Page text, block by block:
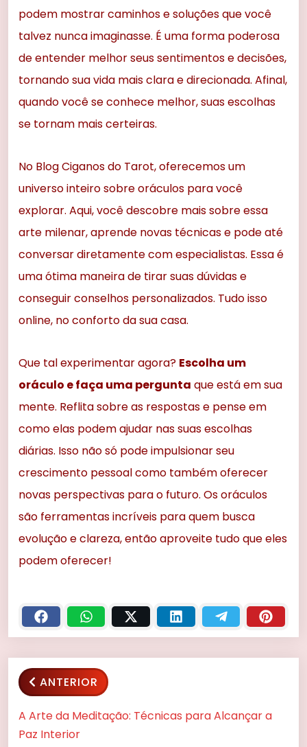
podem mostrar caminhos e soluções que você
talvez nunca imaginasse. É uma forma poderosa
de entender melhor seus sentimentos e decisões,
tornando sua vida mais clara e direcionada. Afinal,
quando você se conhece melhor, suas escolhas
se tornam mais certeiras.
No Blog Ciganos do Tarot, oferecemos um
universo inteiro sobre oráculos para você
explorar. Aqui, você descobre mais sobre essa
arte milenar, aprende novas técnicas e pode até
conversar diretamente com especialistas. Essa é
uma ótima maneira de tirar suas dúvidas e
conseguir conselhos personalizados. Tudo isso
online, no conforto da sua casa.
Que tal experimentar agora? Escolha um
oráculo e faça uma pergunta que está em sua
mente. Reflita sobre as respostas e pense em
como elas podem ajudar nas suas escolhas
diárias. Isso não só pode impulsionar seu
crescimento pessoal como também oferecer
novas perspectivas para o futuro. Os oráculos
são ferramentas incríveis para quem busca
evolução e clareza, então aproveite tudo que eles
podem oferecer!
ANTERIOR
A Arte da Meditação: Técnicas para Alcançar a
Paz Interior